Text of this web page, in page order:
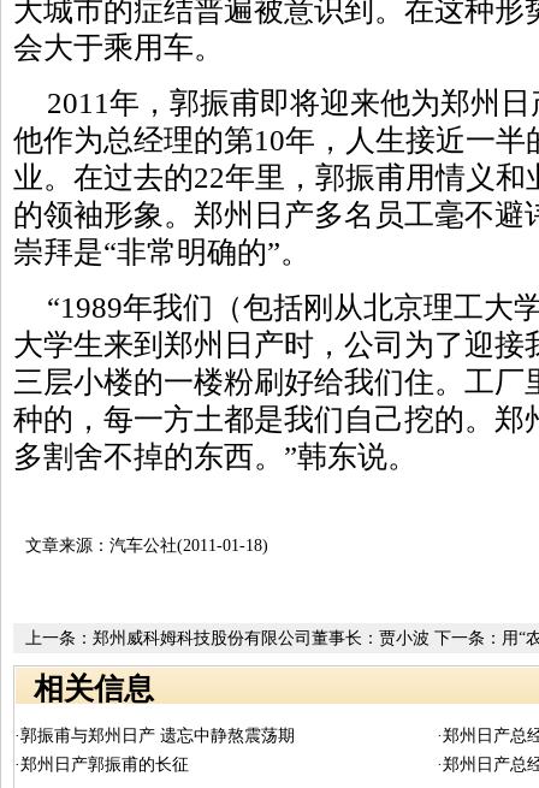
大城市的症结普遍被意识到。在这种
会大于乘用车。
2011年，郭振甫即将迎来他为郑州
他作为总经理的第10年，人生接近一
业。在过去的22年里，郭振甫用情义
的领袖形象。郑州日产多名员工毫不避
崇拜是“非常明确的”。
“1989年我们（包括刚从北京理工大
大学生来到郑州日产时，公司为了迎接
三层小楼的一楼粉刷好给我们住。工
种的，每一方土都是我们自己挖的。郑
多割舍不掉的东西。”韩东说。
文章来源：汽车公社(2011-01-18)
下一条： 用“
乐园企业机
上一条： 郑州威科姆科技股份有限公司董事长：贾小波
相关信息
·郭振甫与郑州日产 遗忘中静熬震荡期
·郑州日产总
·郑州日产郭振甫的长征
·郑州日产总